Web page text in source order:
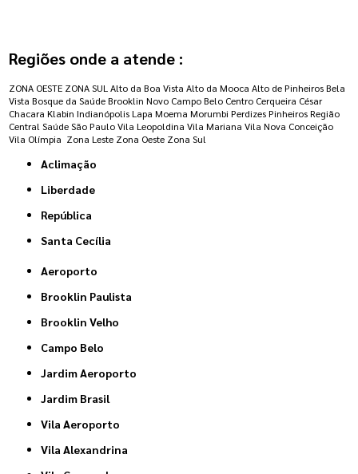
Regiões onde a atende :
ZONA OESTE ZONA SUL Alto da Boa Vista Alto da Mooca Alto de Pinheiros Bela
Vista Bosque da Saúde Brooklin Novo Campo Belo Centro Cerqueira César
Chacara Klabin Indianópolis Lapa Moema Morumbi Perdizes Pinheiros Região
Central Saúde São Paulo Vila Leopoldina Vila Mariana Vila Nova Conceição
Vila Olímpia Zona Leste Zona Oeste Zona Sul
Aclimação
Liberdade
República
Santa Cecília
Aeroporto
Brooklin Paulista
Brooklin Velho
Campo Belo
Jardim Aeroporto
Jardim Brasil
Vila Aeroporto
Vila Alexandrina